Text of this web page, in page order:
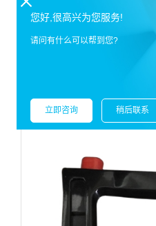
海拔超过10m的地区，应选用适用
冲击和工频试验电压应符合高压电
熔断器在有爆炸危险的场所采用FC
您好,很高兴为您服务!
请问有什么可以帮到您?
立即咨询 稍后联系